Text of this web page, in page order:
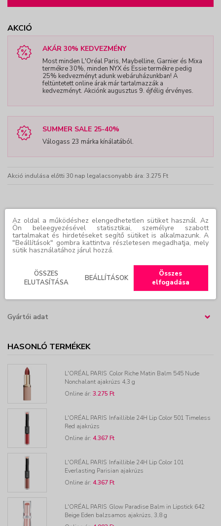
AKCIÓ
AKÁR 30% KEDVEZMÉNY
Most minden L'Oréal Paris, Maybelline, Garnier és Mixa
termékre 30%, minden NYX és Essie termékre pedig
25% kedvezményt adunk webáruházunkban! A
feltüntetett online árak már tartalmazzák a
kedvezményt. Akciónk augusztus 9. éjfélig érvényes.
SUMMER SALE 25-40%
Válogass 23 márka kínálatából.
Akció indulása előtti 30 nap legalacsonyabb ára: 3.275 Ft
TERMÉKLEÍRÁS
Lágy, matt hatású ajkak, kényelmes viselet, építhető szín.
Vigye fel közvetlenul az ajkakra a könnycsepp alakú applikátor
segítségével. A felső ajak közepétől induljon, és kifelé haladjon.
Ismételje meg az alsó ajkán. Használja az ajkán és az orcákon.
Gyártói adat ›
HASONLÓ TERMÉKEK
L'ORÉAL PARIS Color Riche Matin Balm 545 Nude
Nonchalant ajakrúzs 4,3 g
Online ár: 3.275 Ft
L'ORÉAL PARIS Infaillible 24H Lip Color 501 Timeless
Red ajakrúzs
Online ár: 4.367 Ft
L'ORÉAL PARIS Infaillible 24H Lip Color 101
Everlasting Parisian ajakrúzs
Online ár: 4.367 Ft
L'ORÉAL PARIS Glow Paradise Balm in Lipstick 642
Beige Eden balzsamos ajakrúzs, 3,8 g
Az oldal a működéshez elengedhetetlen sütiket használ. Az
Ön beleegyezésével statisztikai, személyre szabott
tartalmakat és hirdetéseket segítő sütiket is alkalmazunk. A
"Beállítások" gombra kattintva részletesen megadhatja, mely
sütik használatához járul hozzá.
ÖSSZES
ELUTASÍTÁSA
BEÁLLÍTÁSOK
Összes
elfogadása